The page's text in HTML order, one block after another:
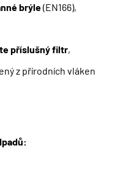
brýle(EN166),
příslušný filtr,
z přírodních vláken